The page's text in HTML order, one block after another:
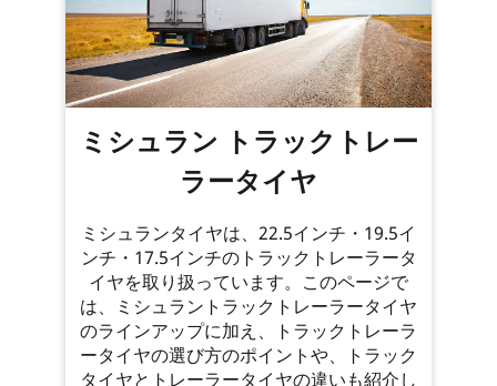
ミシュラン トラックトレー
ラータイヤ
ミシュランタイヤは、22.5インチ・19.5イ
ンチ・17.5インチのトラックトレーラータ
イヤを取り扱っています。このページで
は、ミシュラントラックトレーラータイヤ
のラインアップに加え、トラックトレーラ
ータイヤの選び方のポイントや、トラック
タイヤとトレーラータイヤの違いも紹介し